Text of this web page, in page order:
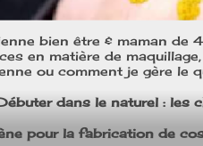
bien être & maman de
en matière de
ou comment je gère le
dans le naturel : les
pour la fabrication de